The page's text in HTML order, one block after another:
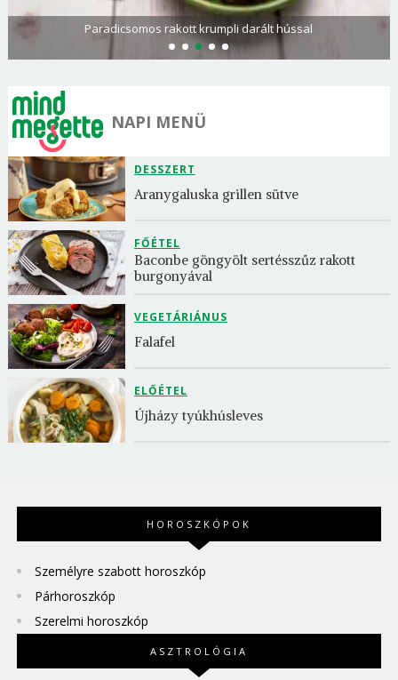
Paradicsomos rakott krumpli darált hússal
NAPI MENÜ
DESSZERT
Aranygaluska grillen sütve
FŐÉTEL
Baconbe göngyölt sertésszűz rakott
burgonyával
VEGETÁRIÁNUS
Falafel
ELŐÉTEL
Újházy tyúkhúsleves
HOROSZKÓPOK
Személyre szabott horoszkóp
Párhoroszkóp
Szerelmi horoszkóp
ASZTROLÓGIA